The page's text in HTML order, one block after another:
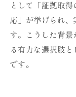
説
費用対
介
おすす
として「証拠取
応」が挙げられ
す。こうした背
る有力な選択肢
です。